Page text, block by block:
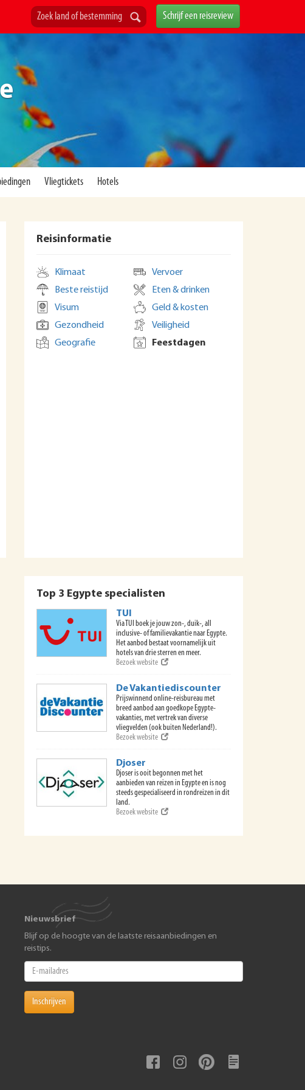
Schrijf een reisreview
Vliegtickets Hotels
Reisinformatie
Klimaat
Beste reistijd
Visum
Gezondheid
Geografie
Vervoer
Eten & drinken
Geld & kosten
Veiligheid
Feestdagen
Top 3 Egypte specialisten
TUI
Via TUI boek je jouw zon-, duik-, all
inclusive- of familievakantie naar Egypte.
Het aanbod bestaat voornamelijk uit
hotels van drie sterren en meer.
Bezoek website
De Vakantiediscounter
Prijswinnend online-reisbureau met
breed aanbod aan goedkope Egypte-
vakanties, met vertrek van diverse
vliegvelden (ook buiten Nederland!).
Bezoek website
Djoser
Djoser is ooit begonnen met het
aanbieden van reizen in Egypte en is nog
steeds gespecialiseerd in rondreizen in dit
land.
Bezoek website
Nieuwsbrief
Blijf op de hoogte van de laatste reisaanbiedingen en
reistips.
Inschrijven